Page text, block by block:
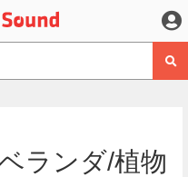
ランダ/植物